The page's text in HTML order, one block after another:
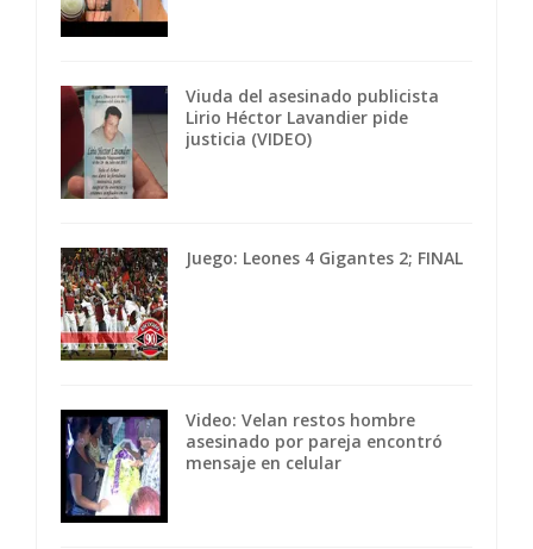
Viuda del asesinado publicista
Lirio Héctor Lavandier pide
justicia (VIDEO)
Juego: Leones 4 Gigantes 2; FINAL
Video: Velan restos hombre
asesinado por pareja encontró
mensaje en celular